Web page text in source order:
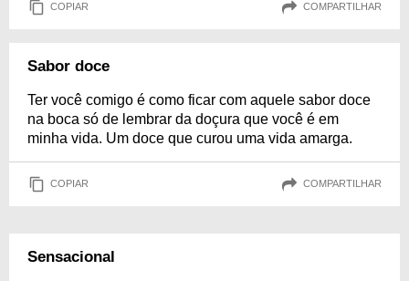
COPIAR COMPARTILHAR
Sabor doce
Ter você comigo é como ficar com aquele sabor doce
na boca só de lembrar da doçura que você é em
minha vida. Um doce que curou uma vida amarga.
COPIAR COMPARTILHAR
Sensacional